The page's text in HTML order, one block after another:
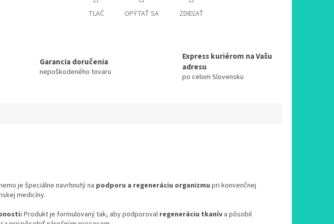
TLAČ OPÝTAŤ SA ZDIEĽAŤ
Garancia doručenia
nepoškodeného tovaru
Express kuriérom na Vašu
adresu
po celom Slovensku
je špeciálne navrhnutý na podporu a regeneráciu organizmu pri konvenčnej
medicíny.
Produkt je formulovaný tak, aby podporoval regeneráciu tkanív a pôsobil